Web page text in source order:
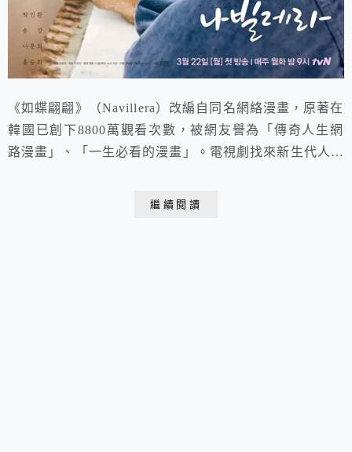
《如蝶翩翩》（Navillera）改編自同名網絡漫畫，原著在
韓國已創下8800萬觀看次數，被網友譽為「傳奇人生網
路漫畫」、「一生必看的漫畫」。電視劇找來新生代人氣
兩人，拍攝之前都花了長時間學習芭蕾，戲裡戲外都格外
繼續閱讀